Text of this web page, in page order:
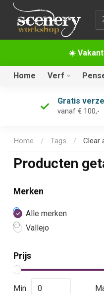
☀️
Home Verf
Gratis
vanaf € 100,-
Home / Tags / Clear
Producten
Merken
Alle merken
Vallejo
Prijs
Min